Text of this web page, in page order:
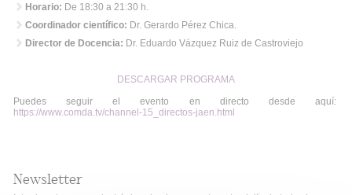
Horario: De 18:30 a 21:30 h.
Coordinador científico: Dr. Gerardo Pérez Chica.
Director de Docencia: Dr. Eduardo Vázquez Ruiz de Castroviejo
DESCARGAR PROGRAMA
Puedes seguir el evento en directo desde aquí:
https://www.comda.tv/channel-15_directos-jaen.html
Newsletter